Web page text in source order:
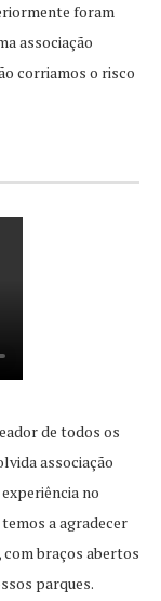
foram
associação
corriamos o risco
de todos os
associação
no
temos a agradecer
com braços abertos
parques.